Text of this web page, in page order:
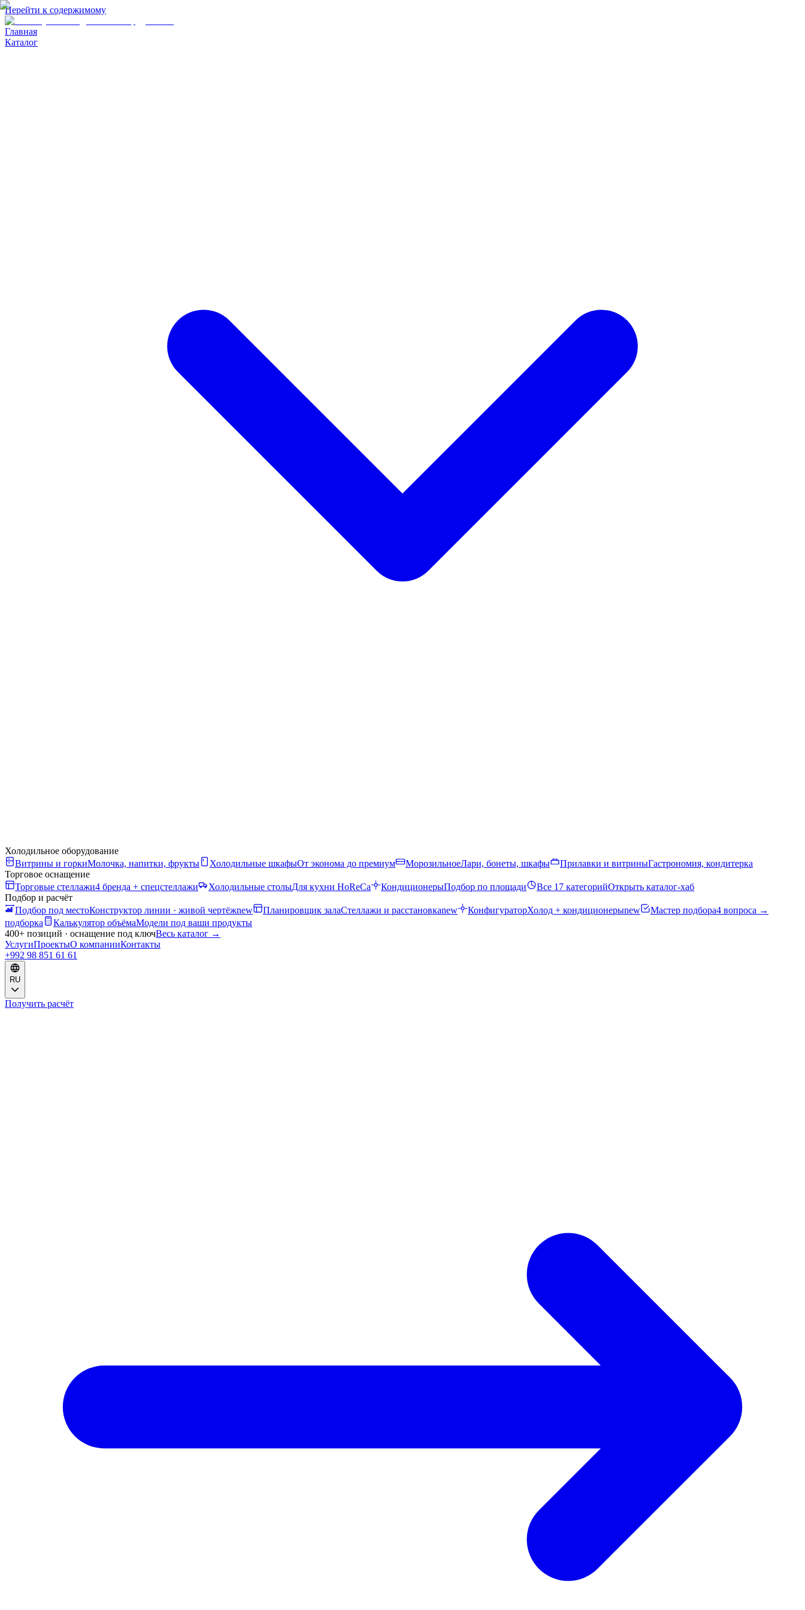
Перейти к содержимому
Главная
Каталог
Холодильное оборудование
Витрины и горкиМолочка, напитки, фрукты Холодильные шкафыОт эконома до премиум МорозильноеЛари, бонеты, шкафы Прилавки и витриныГастрономия, кондитерка
Торговое оснащение
Торговые стеллажи4 бренда + спецстеллажи Холодильные столыДля кухни HoReCa КондиционерыПодбор по площади Все 17 категорийОткрыть каталог-хаб
Подбор и расчёт
Подбор под местоКонструктор линии · живой чертёжnew Планировщик залаСтеллажи и расстановкаnew КонфигураторХолод + кондиционерыnew Мастер подбора4 вопроса →
подборка
Калькулятор объёмаМодели под ваши продукты
400+ позиций · оснащение под ключВесь каталог →
УслугиПроектыО компанииКонтакты
+992 98 851 61 61
RU
Получить расчёт